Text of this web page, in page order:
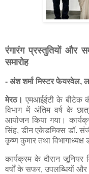
रंगारंग प्रस्तुतियों और
समारोह
- अंश शर्मा मिस्टर फेयरवेल,
मेरठ। एमआईईटी के बीटेक
विभाग में अंतिम वर्ष के
आयोजन किया गया।
सिंह, डीन एकेडमिक्स डॉ.
कृष्ण कुमार तथा विभागाध्यक्ष
कार्यक्रम के दौरान जूनियर
वर्षों के सफर, उपलब्धियों और